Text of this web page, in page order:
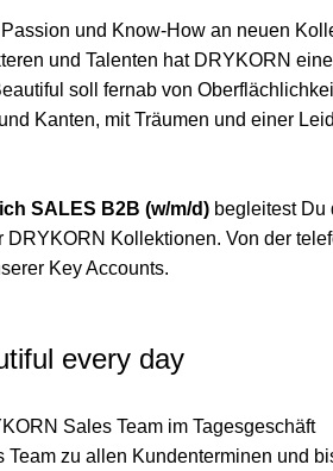
und Know-How an neuen
und Talenten hat DRYKORN
soll fernab von
Kanten, mit Träumen und einer
SALES B2B (w/m/d) begleitest Du
DRYKORN Kollektionen. Von der
Key Accounts.
every day
Sales Team im Tagesgeschäft
Team zu allen Kundenterminen und